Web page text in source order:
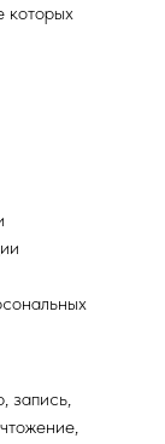
которых
запись,